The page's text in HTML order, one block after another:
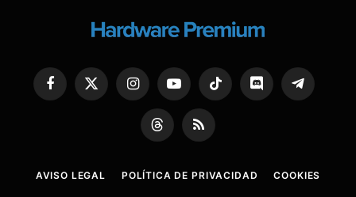
Facebook
X
(Twitter)
InstagramYouTubeTikTok Discord Telegram
ThreadsRSS
AVISO LEGAL POLÍTICA DE PRIVACIDAD COOKIES